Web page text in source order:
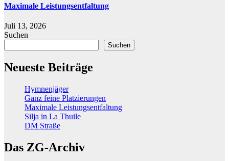
Maximale Leistungsentfaltung
Juli 13, 2026
Suchen
Suchen
Neueste Beiträge
Hymnenjäger
Ganz feine Platzierungen
Maximale Leistungsentfaltung
Silja in La Thuile
DM Straße
Das ZG-Archiv